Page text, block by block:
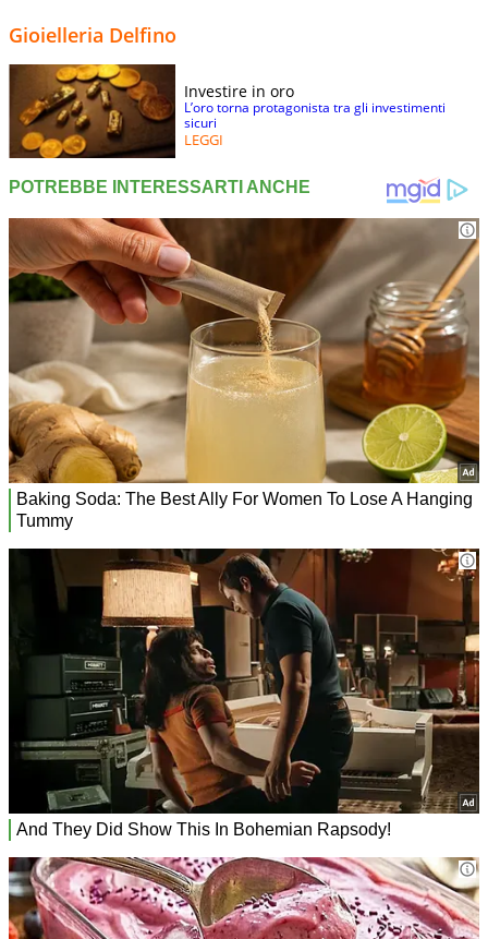
Gioielleria Delfino
Investire in oro
L’oro torna protagonista tra gli investimenti
sicuri
LEGGI